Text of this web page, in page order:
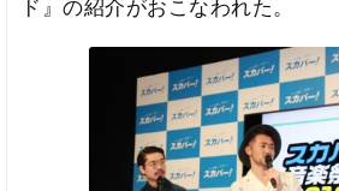
ド』の紹介がおこなわれた。